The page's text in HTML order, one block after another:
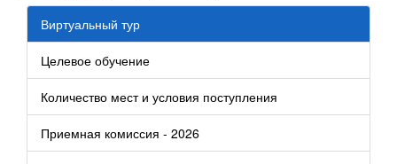
Виртуальный тур
Целевое обучение
Количество мест и условия поступления
Приемная комиссия - 2026